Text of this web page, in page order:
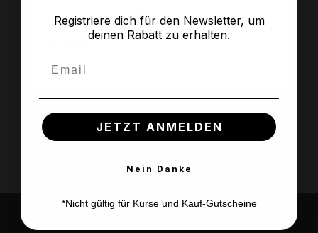
schönes Damastme…
Mehr
Event-Details
Registriere dich für den Newsletter, um
deinen Rabatt zu erhalten.
JETZT ANMELDEN
Nein Danke
*Nicht gültig für Kurse und Kauf-Gutscheine